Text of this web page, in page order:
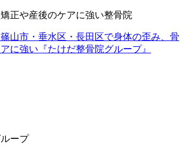
正や産後のケアに強い整骨院